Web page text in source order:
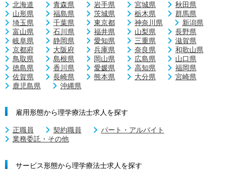
北海道 青森県 岩手県 宮城県
秋田県
山形県
福島県 茨城県 栃木県
群馬県
埼玉県
千葉県 東京都 神奈川県
新潟県
富山県
石川県 福井県 山梨県
長野県
岐阜県
静岡県 愛知県 三重県
滋賀県
京都府
大阪府 兵庫県 奈良県
和歌山県
鳥取県
島根県 岡山県 広島県
山口県
徳島県
香川県 愛媛県 高知県
福岡県
佐賀県
長崎県 熊本県 大分県
宮崎県
鹿児島県
沖縄県
雇用形態から理学療法士求人を探す
正職員 契約職員
パート・アルバイト
業務委託・その他
サービス形態から理学療法士求人を探す